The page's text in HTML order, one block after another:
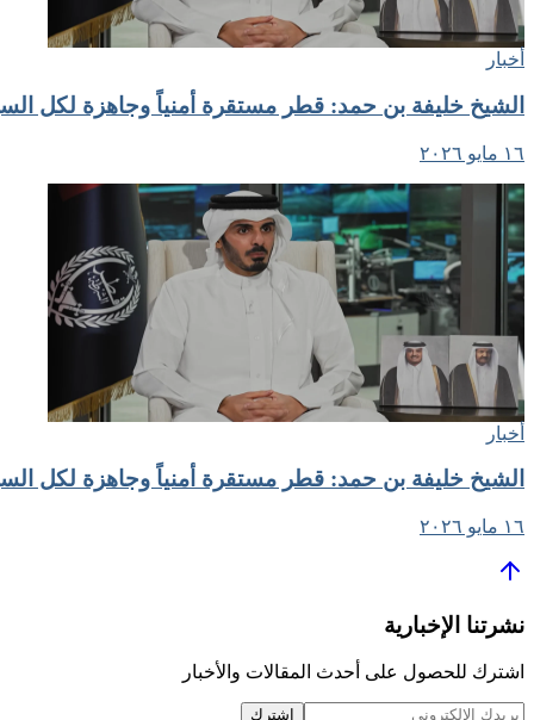
أخبار
الشيخ خليفة بن حمد: قطر مستقرة أمنياً وجاهزة لكل
١٦ مايو ٢٠٢٦
أخبار
الشيخ خليفة بن حمد: قطر مستقرة أمنياً وجاهزة لكل
١٦ مايو ٢٠٢٦
نشرتنا الإخبارية
اشترك للحصول على أحدث المقالات والأخبار
اشترك